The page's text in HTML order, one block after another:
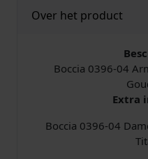
T
a
m
Over het product
Boccia 0396-04
Extra
Boccia 0396-04